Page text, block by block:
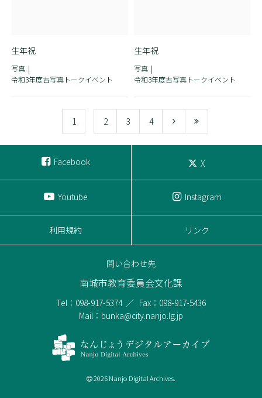
生年祝
写真
令和3年度古写真トークイベント
生年祝
写真
令和3年度古写真トークイベント
1 2 3 4
Facebook X
Youtube Instagram
利用規約 リンク
問い合わせ先
南城市教育委員会文化課
Tel：098-917-5374
Fax：098-917-5436
Mail：bunka@city.nanjo.lg.jp
2026 Nanjo Digital Archives.